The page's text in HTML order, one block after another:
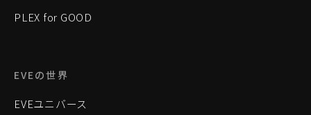
PLEX for GOOD
EVEの世界
EVEユニバース